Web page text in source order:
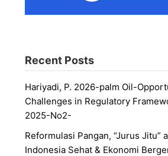
Recent Posts
Hariyadi, P. 2026-palm Oil-
Challenges in Regulatory
2025-No2-
Reformulasi Pangan, “Jurus Jitu”
Indonesia Sehat & Ekonomi